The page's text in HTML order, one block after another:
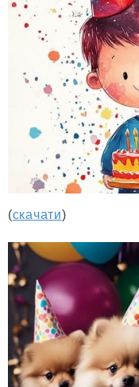
(скачати)